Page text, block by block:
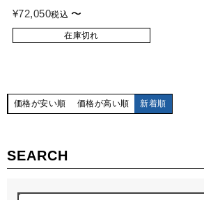
SEARCH
¥72,050税込 〜
在庫切れ
価格が安い順 価格が高い順 新着順